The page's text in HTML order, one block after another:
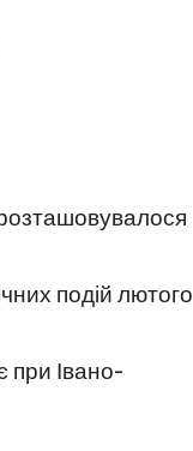
подій лютого
при Івано-